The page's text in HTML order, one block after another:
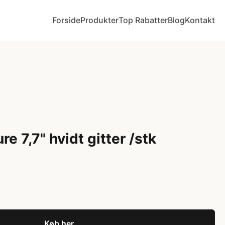
ForsideProdukterTop RabatterBlogKontakt
7,7" hvidt gitter /stk